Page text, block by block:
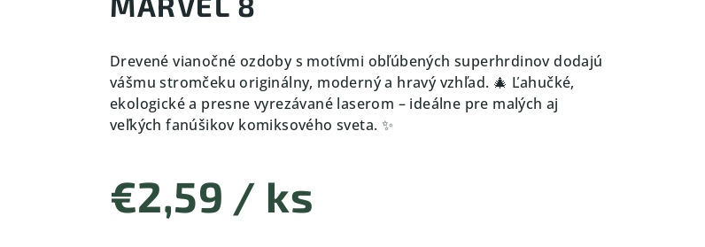
Drevené vianočné ozdoby s motívmi obľúbených superhrdinov dodajú
vášmu stromčeku originálny, moderný a hravý vzhľad. 🎄 Ľahučké,
ekologické a presne vyrezávané laserom – ideálne pre malých aj
veľkých fanúšikov komiksového sveta. ✨
€2,59 / ks